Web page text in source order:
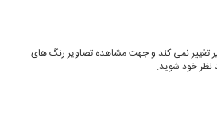
تغییر نمی کند و جهت مشاهده تصاویر رنگ های
نظر خود شوید.